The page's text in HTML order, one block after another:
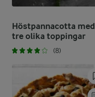
Höstpannacotta med
tre olika toppingar
(8)